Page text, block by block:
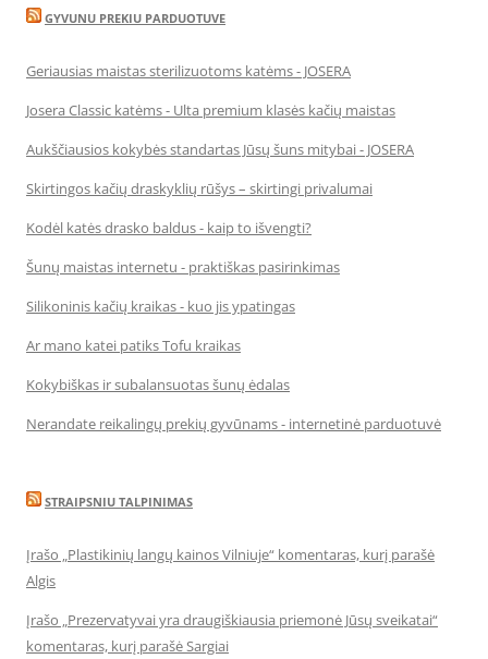
GYVUNU PREKIU PARDUOTUVE
Geriausias maistas sterilizuotoms katėms - JOSERA
Josera Classic katėms - Ulta premium klasės kačių maistas
Aukščiausios kokybės standartas Jūsų šuns mitybai - JOSERA
Skirtingos kačių draskyklių rūšys – skirtingi privalumai
Kodėl katės drasko baldus - kaip to išvengti?
Šunų maistas internetu - praktiškas pasirinkimas
Silikoninis kačių kraikas - kuo jis ypatingas
Ar mano katei patiks Tofu kraikas
Kokybiškas ir subalansuotas šunų ėdalas
Nerandate reikalingų prekių gyvūnams - internetinė parduotuvė
STRAIPSNIU TALPINIMAS
Įrašo „Plastikinių langų kainos Vilniuje“ komentaras, kurį parašė
Algis
Įrašo „Prezervatyvai yra draugiškiausia priemonė Jūsų sveikatai“
komentaras, kurį parašė Sargiai